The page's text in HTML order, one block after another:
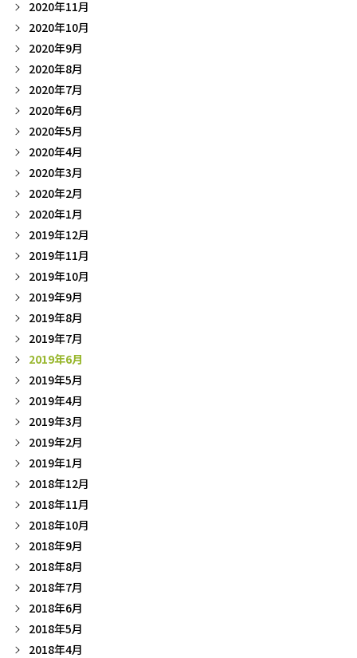
2020年11月
2020年10月
2020年9月
2020年8月
2020年7月
2020年6月
2020年5月
2020年4月
2020年3月
2020年2月
2020年1月
2019年12月
2019年11月
2019年10月
2019年9月
2019年8月
2019年7月
2019年6月
2019年5月
2019年4月
2019年3月
2019年2月
2019年1月
2018年12月
2018年11月
2018年10月
2018年9月
2018年8月
2018年7月
2018年6月
2018年5月
2018年4月